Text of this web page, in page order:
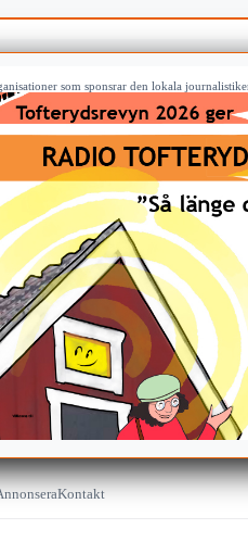
som sponsrar den lokala
Kontakt